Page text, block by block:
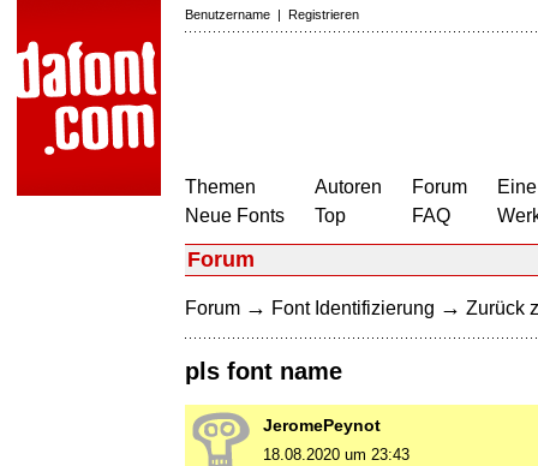
Benutzername | Registrieren
Themen
Neue Fonts
Autoren
Top
Forum
FAQ
Forum
Forum → Font Identifizierung → Zurück
pls font name
JeromePeynot
18.08.2020 um 23:43